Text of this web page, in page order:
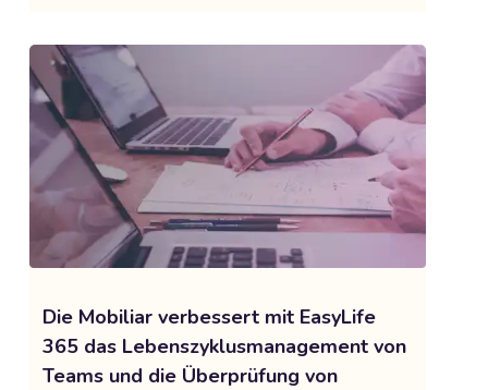
Die Mobiliar verbessert mit EasyLife
365 das Lebenszyklusmanagement von
Teams und die Überprüfung von